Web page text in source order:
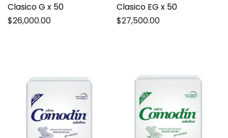
Clasico G x 50
$26,000.00
Clasico EG x 50
$27,500.00